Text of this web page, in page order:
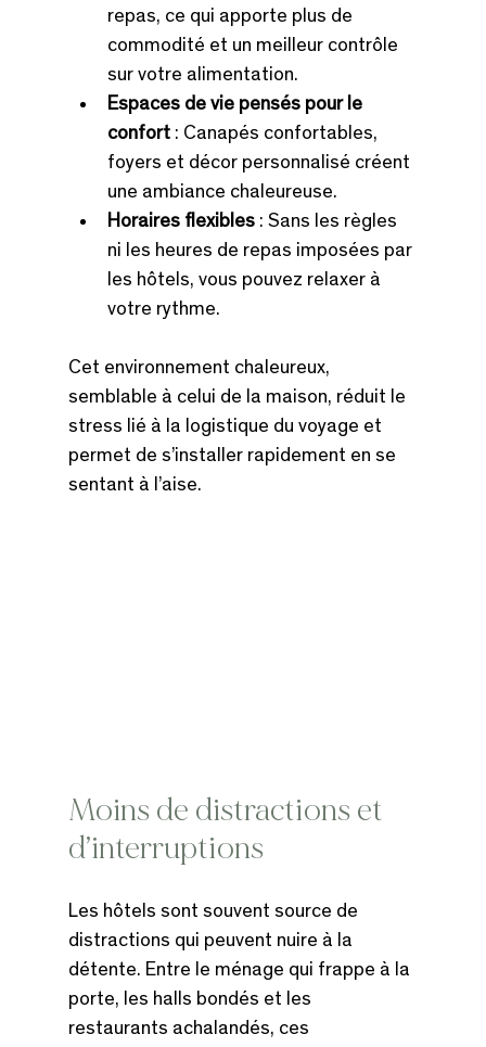
repas, ce qui apporte plus de
commodité et un meilleur contrôle
sur votre alimentation.
Espaces de vie pensés pour le
confort : Canapés confortables,
foyers et décor personnalisé créent
une ambiance chaleureuse.
Horaires flexibles : Sans les règles
ni les heures de repas imposées par
les hôtels, vous pouvez relaxer à
votre rythme.
Cet environnement chaleureux,
semblable à celui de la maison, réduit le
stress lié à la logistique du voyage et
permet de s’installer rapidement en se
sentant à l’aise.
Moins de distractions et
d’interruptions
Les hôtels sont souvent source de
distractions qui peuvent nuire à la
détente. Entre le ménage qui frappe à la
porte, les halls bondés et les
restaurants achalandés, ces